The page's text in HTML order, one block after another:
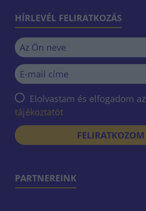
HÍRLEVÉL FELIRATKOZÁS
Elolvastam és elfogadom az
tájékoztatót
FELIRATKOZOM
PARTNEREINK